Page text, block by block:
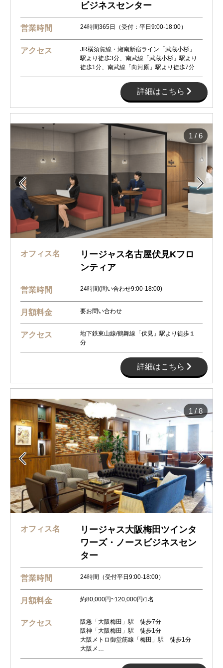
ビジネスセンター
営業時間 24時間365日（受付：平日9:00-18:00）
アクセス
JR横須賀線・湘南新宿ライン「武蔵小杉」
駅より徒歩3分、南武線「武蔵小杉」駅より
徒歩1分、南武線「向河原」駅より徒歩7分
詳細はこちら
 
1 / 6
オフィス名
リージャス名古屋伏見Kフロ
ンティア
営業時間 24時間(問い合わせ9:00-18:00)
月額料金 要お問い合わせ
アクセス
地下鉄東山線/鶴舞線「伏見」駅より徒歩１
分
詳細はこちら
 
1 / 8
オフィス名
リージャス大阪梅田ツインタ
ワーズ・ノースビジネスセン
ター
営業時間 24時間（受付平日9:00-18:00）
月額料金 約80,000円~120,000円/1名
アクセス
阪急「大阪梅田」駅 徒歩7分
阪神「大阪梅田」駅 徒歩1分
大阪メトロ御堂筋線「梅田」駅 徒歩1分
大阪メ…